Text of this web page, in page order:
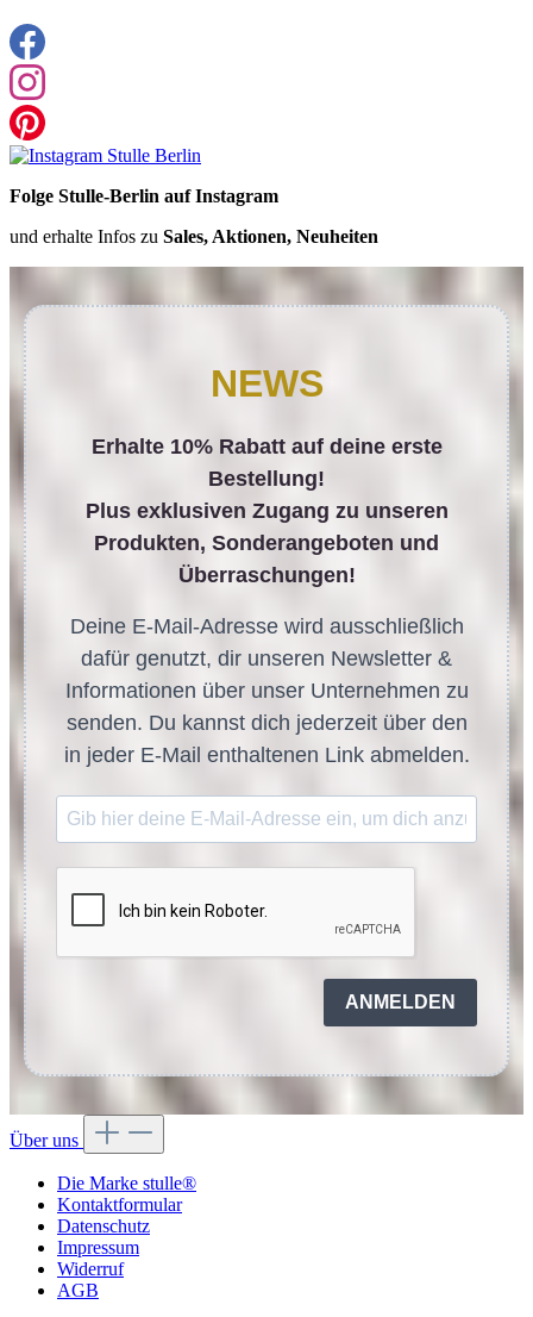
Folge Stulle-Berlin auf Instagram
und erhalte Infos zu Sales, Aktionen, Neuheiten
NEWS
Erhalte 10% Rabatt auf deine erste
Bestellung!
Plus exklusiven Zugang zu unseren
Produkten, Sonderangeboten und
Überraschungen!
Deine E-Mail-Adresse wird ausschließlich
dafür genutzt, dir unseren Newsletter &
Informationen über unser Unternehmen zu
senden. Du kannst dich jederzeit über den
in jeder E-Mail enthaltenen Link abmelden.
ANMELDEN
Über uns
Die Marke stulle®
Kontaktformular
Datenschutz
Impressum
Widerruf
AGB